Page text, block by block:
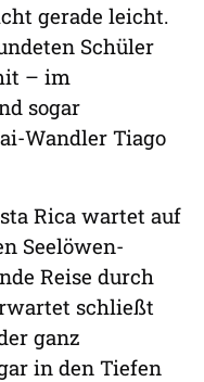
gerade leicht.
Schüler
– im
sogar
Wandler Tiago
Rica wartet auf
Seelöwen-
Reise durch
schließt
ganz
in den Tiefen